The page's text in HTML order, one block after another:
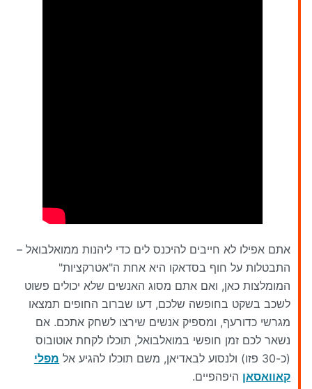
אתם אפילו לא חייבים להיכנס לים כדי ליהנות ממואלבואל –
התבטלות על חוף בסדאקו היא אחת ה"אטרקציות"
המומלצות כאן, ואם אתם מסוג האנשים שלא יכולים פשוט
לשכב בשקט בחופשה שלכם, דעו שברוב החופים תמצאו
מגרשי כדורעף, ומספיק אנשים שירצו לשחק אתכם. אם
נשאר לכם זמן חופשי במואלבואל, תוכלו לקחת אוטובוס
(כ-30 פזו) ולנסוע לבאדיאן, משם תוכלו להגיע אל
מפלי
קאוואסאן היפהפיים.